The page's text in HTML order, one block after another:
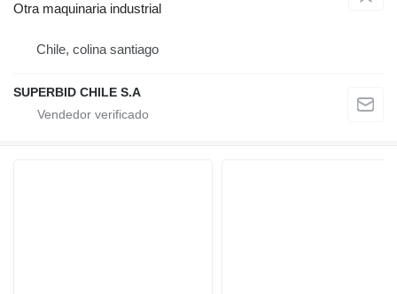
Otra maquinaria industrial
Chile, colina santiago
SUPERBID CHILE S.A